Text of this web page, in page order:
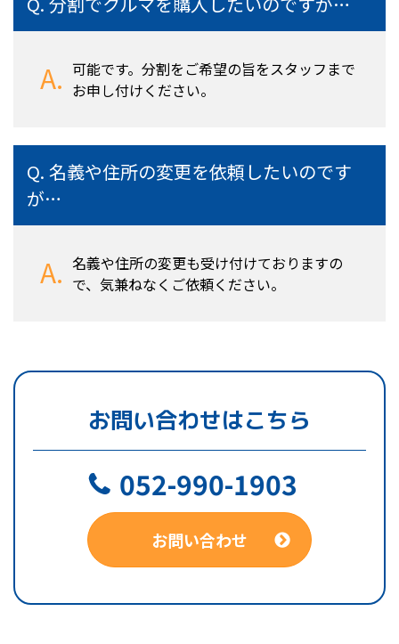
可能です。分割をご希望の旨をスタッフまで
お申し付けください。
名義や住所の変更を依頼したいのです
が…
名義や住所の変更も受け付けておりますの
で、気兼ねなくご依頼ください。
お問い合わせはこちら
052-990-1903
お問い合わせ